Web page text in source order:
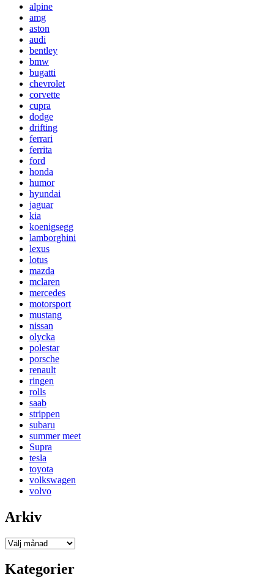
alpine
amg
aston
audi
bentley
bmw
bugatti
chevrolet
corvette
cupra
dodge
drifting
ferrari
ferrita
ford
honda
humor
hyundai
jaguar
kia
koenigsegg
lamborghini
lexus
lotus
mazda
mclaren
mercedes
motorsport
mustang
nissan
olycka
polestar
porsche
renault
ringen
rolls
saab
strippen
subaru
summer meet
Supra
tesla
toyota
volkswagen
volvo
Arkiv
Arkiv
Kategorier